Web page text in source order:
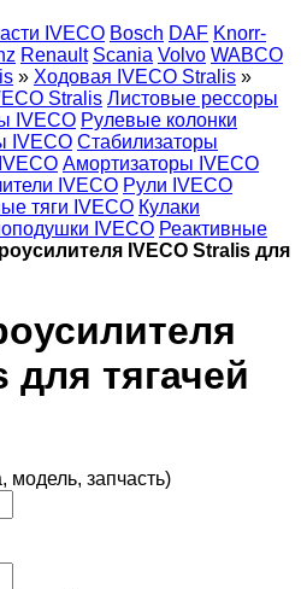
IVECO Bosch DAF Knorr-
Renault Scania Volvo WABCO
» Ходовая IVECO Stralis »
Stralis Листовые рессоры
IVECO Рулевые колонки
IVECO Стабилизаторы
Амортизаторы IVECO
IVECO Рули IVECO
тяги IVECO Кулаки
IVECO Реактивные
IVECO Stralis для
для тягачей
запчасть)